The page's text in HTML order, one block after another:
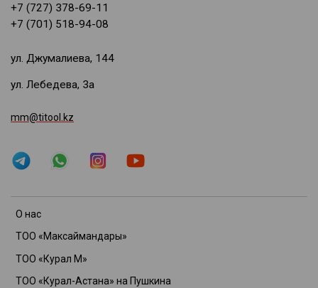
О нас
ТОО «Максаймандары»
ТОО «Курал М»
ТОО «Курал-Астана» на Пушкина
+7 (727) 378-69-11
+7 (701) 518-94-08
ул. Джумалиева, 144
ул. Лебедева, 3а
mm@titool.kz